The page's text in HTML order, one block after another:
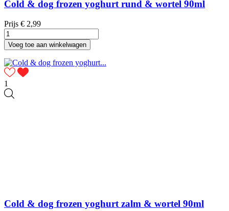
Cold & dog frozen yoghurt rund & wortel 90ml
Prijs € 2,99
Voeg toe aan winkelwagen
1
Cold & dog frozen yoghurt zalm & wortel 90ml